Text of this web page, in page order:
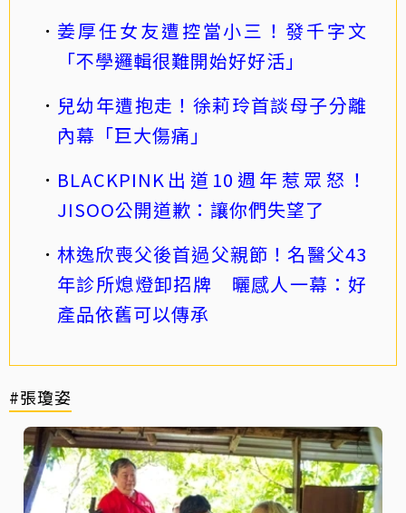
姜厚任女友遭控當小三！發千字文
「不學邏輯很難開始好好活」
兒幼年遭抱走！徐莉玲首談母子分離
內幕「巨大傷痛」
BLACKPINK出道10週年惹眾怒！
JISOO公開道歉：讓你們失望了
林逸欣喪父後首過父親節！名醫父43
年診所熄燈卸招牌 曬感人一幕：好
產品依舊可以傳承
#張瓊姿